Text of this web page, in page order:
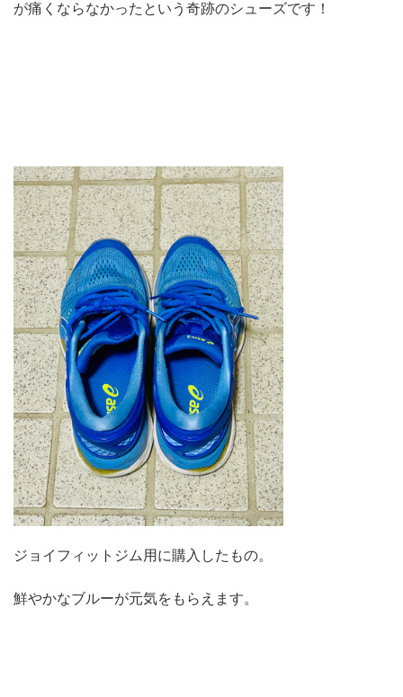
が痛くならなかったという奇跡のシューズです！
ジョイフィットジム用に購入したもの。
鮮やかなブルーが元気をもらえます。